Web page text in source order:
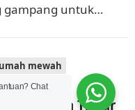
gampang untuk
mewah
Jakarta Timur
Chat